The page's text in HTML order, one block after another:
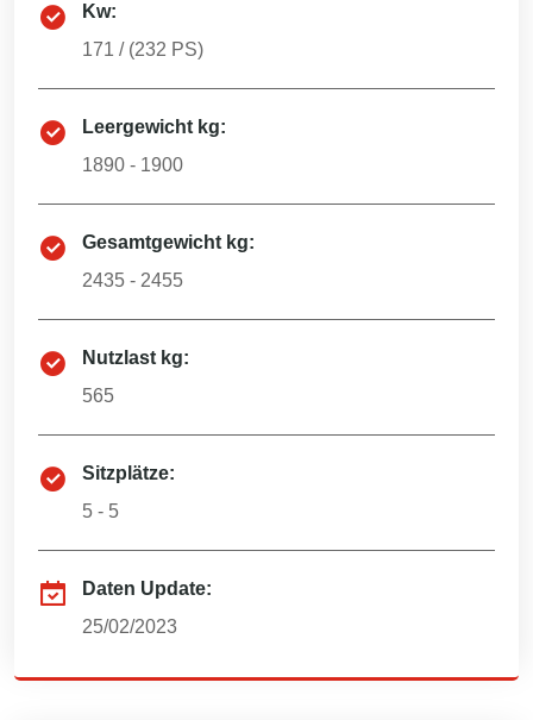
Kw:
171 / (232 PS)
Leergewicht kg:
1890 - 1900
Gesamtgewicht kg:
2435 - 2455
Nutzlast kg:
565
Sitzplätze:
5 - 5
Daten Update:
25/02/2023